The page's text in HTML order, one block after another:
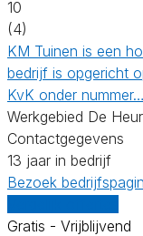
10
(4)
KM Tuinen is een
bedrijf is opgericht
KvK onder nummer…
Werkgebied De
Contactgegevens
13 jaar in bedrijf
Bezoek
Gratis - Vrijblijvend